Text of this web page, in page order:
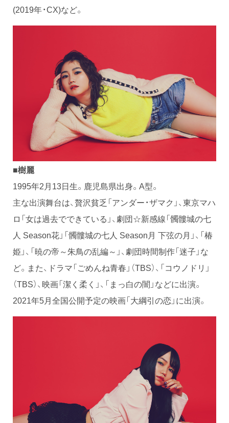
(2019年・CX)など。
■樹麗
1995年2月13日生。鹿児島県出身。A型。
主な出演舞台は、贅沢貧乏「アンダー・ザマク」、東京マハ
ロ「女は過去でできている」、劇団☆新感線「髑髏城の七
人 Season花」「髑髏城の七人 Season月 下弦の月」、「椿
姫」、「暁の帝～朱鳥の乱編～」、劇団時間制作「迷子」な
ど。また、ドラマ「ごめんね青春」（TBS）、「コウノドリ」
（TBS）、映画「潔く柔く」、「まっ白の闇」などに出演。
2021年5月全国公開予定の映画「大綱引の恋」に出演。